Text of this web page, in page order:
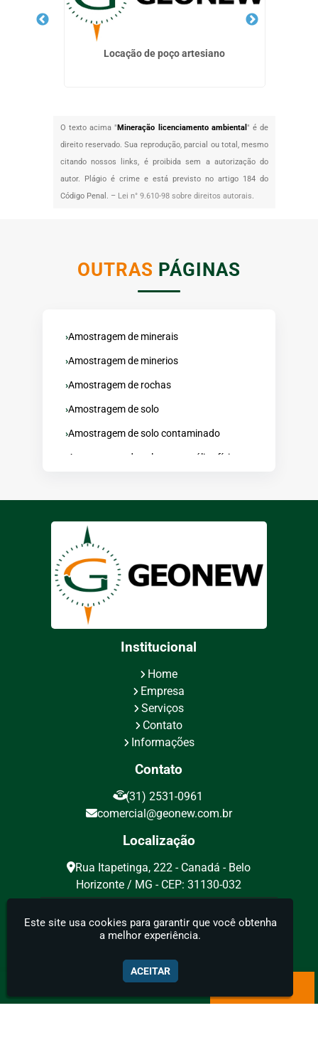
Locação de poço artesiano
O texto acima "Mineração licenciamento ambiental " é de
direito reservado. Sua reprodução, parcial ou total, mesmo
citando nossos links, é proibida sem a autorização do
autor. Plágio é crime e está previsto no artigo 184 do
Código Penal. – Lei n° 9.610-98 sobre direitos autorais.
OUTRAS PÁGINAS
Amostragem de minerais
Amostragem de minerios
Amostragem de rochas
Amostragem de solo
Amostragem de solo contaminado
Amostragem de solo para análise física
Amostragem minerio de ferro
Auditoria mineração
Banco de dados geologia
Caminhamento elétrico
Consultoria em geologia
Consultoria em mineração
Consultoria geologia mineração
Cubagem mineração
sondagem
Elaboração de plano de pesquisa
Eletrorresistividade
Eletrorresistividade geofisica
Eletrorresistividade geologia
Institucional
Home
Empresa
Serviços
Contato
Informações
Contato
(31) 2531-0961
comercial@geonew.com.br
Localização
Rua Itapetinga, 222 - Canadá - Belo
Horizonte / MG - CEP: 31130-032
Este site usa cookies para garantir que você obtenha
a melhor experiência.
ACEITAR